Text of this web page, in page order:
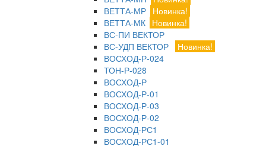
ВЕТТА-МР Новинка!
ВЕТТА-МК Новинка!
ВС-ПИ ВЕКТОР
ВС-УДП ВЕКТОР
Новинка!
ВОСХОД-Р-024
ТОН-Р-028
ВОСХОД-Р
ВОСХОД-Р-01
ВОСХОД-Р-03
ВОСХОД-Р-02
ВОСХОД-РС1
ВОСХОД-РС1-01